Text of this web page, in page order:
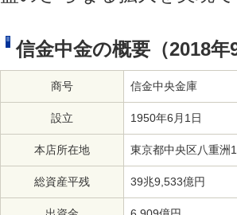
信金中金の概要（2018年
商号 信金中央金庫
設立 1950年6月1日
本店所在地 東京都中央区八重洲
総資産平残 39兆9,533億円